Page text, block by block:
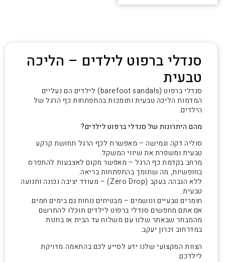
סנדלי ברפוט לילדים – הליכה
טבעית
סנדלי ברפוט (barefoot sandals) לילדים הם נעליים
המדמות הליכה טבעית ותומכות בהתפתחות כף הרגל של
הילדים.
מהם היתרונות של סנדלי ברפוט לילדים?
סוליה דקה וגמישה – מאפשרת לכף הרגל תחושת קרקע
טבעית ומשפרת את שיווי המשקל.
מרחב בקדמת כף הרגל – מאפשר מקום לאצבעות להתפרס
בחופשיות, מה שתומך בהתפתחות בריאה.
ללא הגבהה בעקב (Zero Drop) – מעודד יציבה נכונה ותנועה
טבעית.
חומרים טבעיים ונושמים – מבטיחים נוחות גם בימים חמים.
אם אתם מחפשים סנדלי ברפוט לילדים תוכלו להתרשם
מהמבחר שבאתר שלנו עם משלוח עד הבית או בחנות
במדרחוב זכרון יעקב.
הצוות המקצועי שלנו ידע לסייע לכם בהתאמה מדויקת
לילדכם.